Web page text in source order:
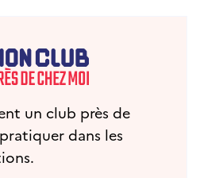
un club près de
dans les